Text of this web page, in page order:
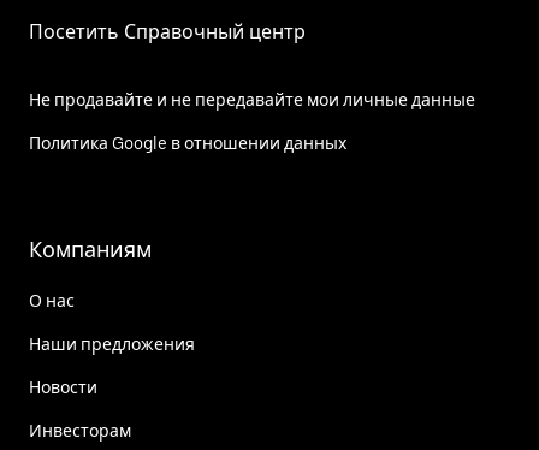
Посетить Справочный центр
Не продавайте и не передавайте мои личные данные
Политика Google в отношении данных
Компаниям
О нас
Наши предложения
Новости
Инвесторам